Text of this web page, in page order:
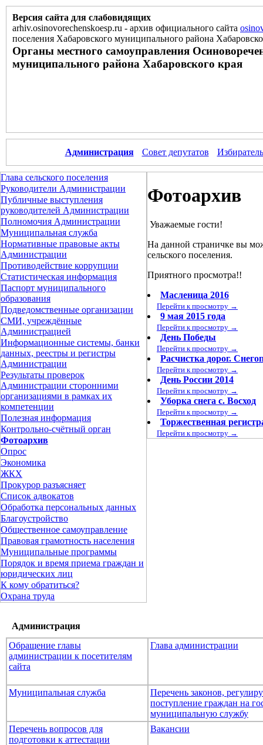
Версия сайта для слабовидящих
arhiv.osinovorechenskoesp.ru - архив официального сайта
поселения Хабаровского муниципального района
Органы местного самоуправления
муниципального района Хабаровского края
Администрация Совет депутатов
Глава сельского поселения
Руководители Администрации
Публичные выступления
руководителей Администрации
Полномочия Администрации
Муниципальная служба
Нормативные правовые акты
Администрации
Противодействие коррупции
Статистическая информация
Паспорт муниципального
образования
Подведомственные организации
СМИ, учреждённые
Администрацией
Информационные системы, банки
данных, реестры и регистры
Администрации
Результаты проверок
Администрации сторонними
организациями в рамках их
компетенции
Полезная информация
Контрольно-счётный орган
Фотоархив
Опрос
Экономика
ЖКХ
Прокурор разъясняет
Список адвокатов
Обработка персональных данных
Благоустройство
Общественное самоуправление
Правовая грамотность населения
Муниципальные программы
Порядок и время приема граждан и
юридических лиц
К кому обратиться?
Охрана труда
Фотоархив
Уважаемые гости!
На данной страничке вы
сельского поселения.
Приятного просмотра!!
Масленица 2016
Перейти к просмотру →
9 мая 2015 года
Перейти к просмотру →
День Победы
Перейти к просмотру →
Расчистка дорог.
Перейти к просмотру →
День России 2014
Перейти к просмотру →
Уборка снега с. Восход
Перейти к просмотру →
Торжественная
Перейти к просмотру →
Администрация
Обращение главы
администрации к посетителям
сайта
Глава администрации
Муниципальная служба
Перечень законов,
поступление граждан на
муниципальную службу
Перечень вопросов для
подготовки к аттестации
Вакансии